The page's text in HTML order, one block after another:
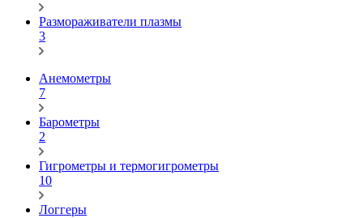
Размораживатели плазмы
3
Анемометры
7
Барометры
2
Гигрометры и термогигрометры
10
Логгеры